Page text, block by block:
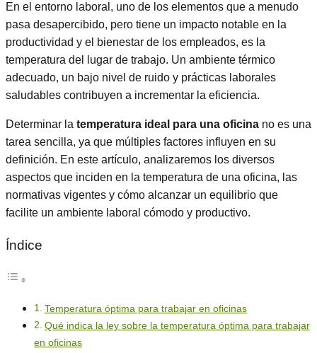
En el entorno laboral, uno de los elementos que a menudo
pasa desapercibido, pero tiene un impacto notable en la
productividad y el bienestar de los empleados, es la
temperatura del lugar de trabajo. Un ambiente térmico
adecuado, un bajo nivel de ruido y prácticas laborales
saludables contribuyen a incrementar la eficiencia.
Determinar la temperatura ideal para una oficina no es una
tarea sencilla, ya que múltiples factores influyen en su
definición. En este artículo, analizaremos los diversos
aspectos que inciden en la temperatura de una oficina, las
normativas vigentes y cómo alcanzar un equilibrio que
facilite un ambiente laboral cómodo y productivo.
Índice
Temperatura óptima para trabajar en oficinas
Qué indica la ley sobre la temperatura óptima para trabajar
en oficinas